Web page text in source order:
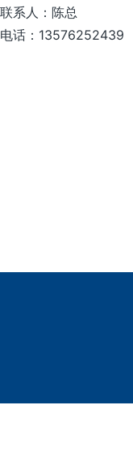
联系人：陈总
电话：13576252439